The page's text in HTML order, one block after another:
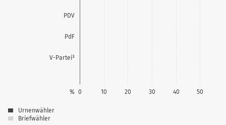
PDV
PdF
V-Partei³
0 10 20 30 40 50
%
Urnenwähler
Briefwähler